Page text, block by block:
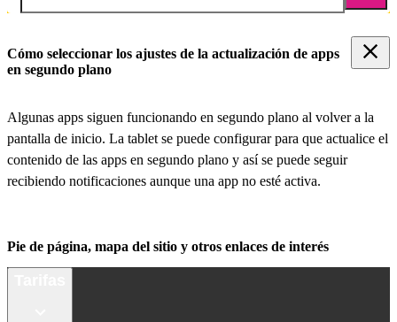
Cómo seleccionar los ajustes de la actualización de apps
en segundo plano
Algunas apps siguen funcionando en segundo plano al volver a la
pantalla de inicio. La tablet se puede configurar para que actualice el
contenido de las apps en segundo plano y así se puede seguir
recibiendo notificaciones aunque una app no esté activa.
Pie de página, mapa del sitio y otros enlaces de interés